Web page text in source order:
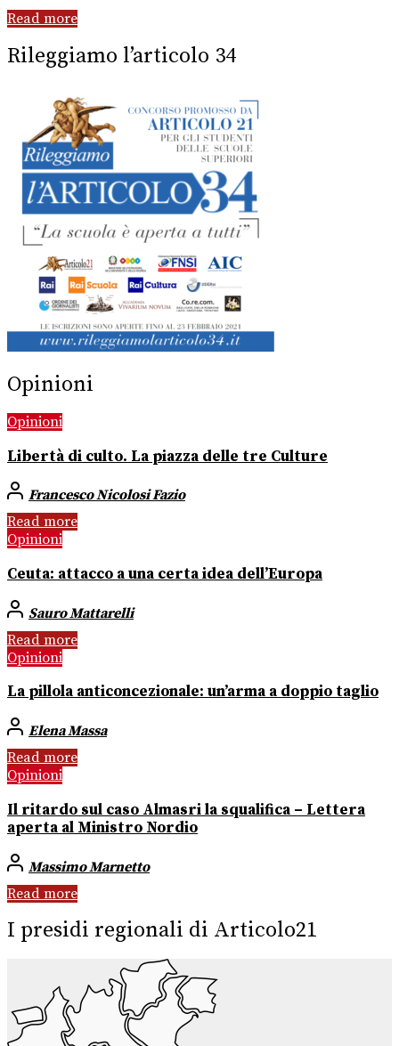
Read more
Rileggiamo l’articolo 34
Opinioni
Opinioni
Libertà di culto. La piazza delle tre Culture
Francesco Nicolosi Fazio
Read more
Opinioni
Ceuta: attacco a una certa idea dell’Europa
Sauro Mattarelli
Read more
Opinioni
La pillola anticoncezionale: un’arma a doppio taglio
Elena Massa
Read more
Opinioni
Il ritardo sul caso Almasri la squalifica – Lettera
aperta al Ministro Nordio
Massimo Marnetto
Read more
I presidi regionali di Articolo21